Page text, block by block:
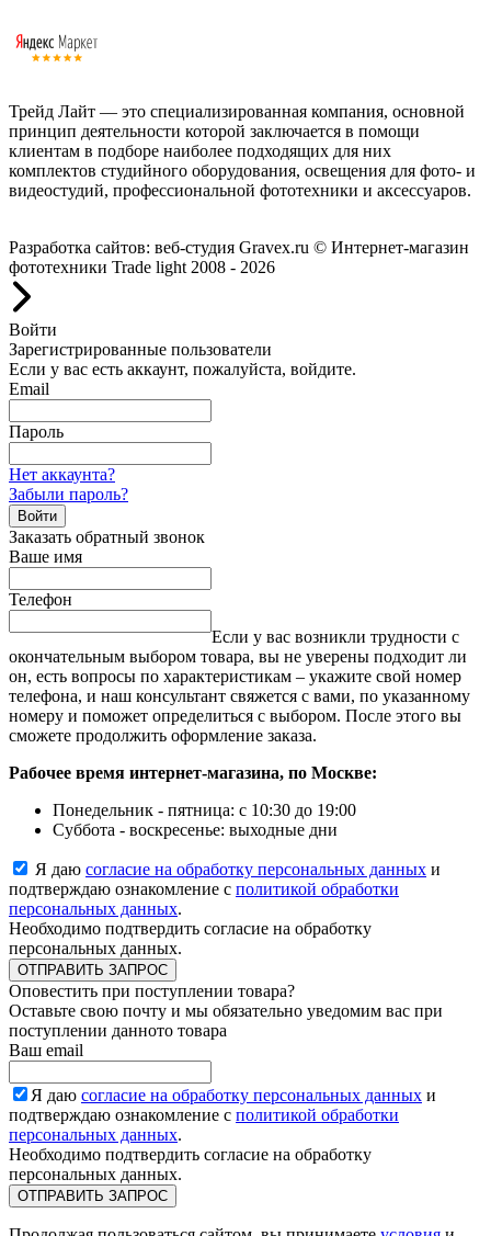
Трейд Лайт — это специализированная компания, основной
принцип деятельности которой заключается в помощи
клиентам в подборе наиболее подходящих для них
комплектов студийного оборудования, освещения для фото- и
видеостудий, профессиональной фототехники и аксессуаров.
Разработка сайтов: веб-студия Gravex.ru © Интернет-магазин
фототехники Trade light 2008 - 2026
Войти
Зарегистрированные пользователи
Если у вас есть аккаунт, пожалуйста, войдите.
Email
Пароль
Нет аккаунта?
Забыли пароль?
Войти
Заказать обратный звонок
Ваше имя
Телефон
Если у вас возникли трудности с
окончательным выбором товара, вы не уверены подходит ли
он, есть вопросы по характеристикам – укажите свой номер
телефона, и наш консультант свяжется с вами, по указанному
номеру и поможет определиться с выбором. После этого вы
сможете продолжить оформление заказа.
Рабочее время интернет-магазина, по Москве:
Понедельник - пятница: с 10:30 до 19:00
Суббота - воскресенье: выходные дни
Я даю согласие на обработку персональных данных и
подтверждаю ознакомление с политикой обработки
персональных данных.
Необходимо подтвердить согласие на обработку
персональных данных.
ОТПРАВИТЬ ЗАПРОС
Оповестить при поступлении товара?
Оставьте свою почту и мы обязательно уведомим вас при
поступлении данното товара
Ваш email
Я даю согласие на обработку персональных данных и
подтверждаю ознакомление с политикой обработки
персональных данных.
Необходимо подтвердить согласие на обработку
персональных данных.
ОТПРАВИТЬ ЗАПРОС